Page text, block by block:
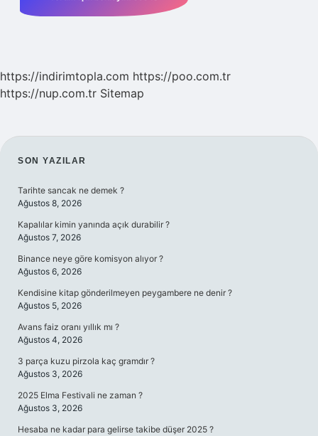
https://indirimtopla.com https://poo.com.tr
https://nup.com.tr Sitemap
SIDEBAR
SON YAZILAR
Tarihte sancak ne demek ?
Ağustos 8, 2026
Kapalılar kimin yanında açık durabilir ?
Ağustos 7, 2026
Binance neye göre komisyon alıyor ?
Ağustos 6, 2026
Kendisine kitap gönderilmeyen peygambere ne denir ?
Ağustos 5, 2026
Avans faiz oranı yıllık mı ?
Ağustos 4, 2026
3 parça kuzu pirzola kaç gramdır ?
Ağustos 3, 2026
2025 Elma Festivali ne zaman ?
Ağustos 3, 2026
Hesaba ne kadar para gelirse takibe düşer 2025 ?